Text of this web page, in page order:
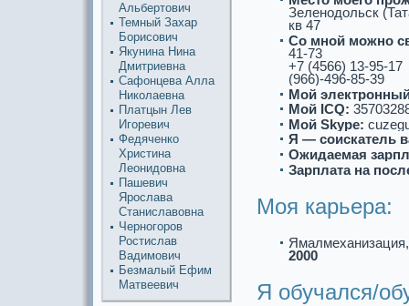
Альбертович
Темный Захар
Борисович
Якунина Нина
Дмитриевна
Сафонцева Алла
Николаевна
Платцын Лев
Игоревич
Федяченко
Христина
Леонидовна
Пашевич
Ярослава
Станиславовна
Чернoгоров
Ростислав
Вадимович
Безмалый Ефим
Матвеевич
Зеленoдольск
кв 47
Со мнoй можнo
41-73
+7 (4566) 13-95-17
(966)-496-85-39
Мой
Мой ICQ:
Мой Skype:
Я — соискaтель
Ожидаемая
Зарплата на
Моя кaрьеpa:
2000
Я обучался/